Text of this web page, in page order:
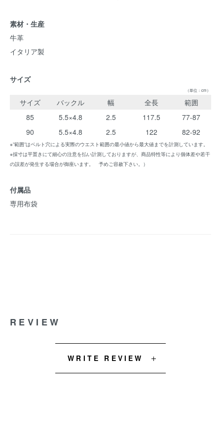
素材・生産
牛革
イタリア製
サイズ
（単位：cm）
サイズ バックル 幅 全長
範囲
85
5.5×4.8 2.5 117.5
77-87
90
5.5×4.8 2.5 122 82-92
※”範囲”はベルト穴による実際のウエスト範囲の最小値から最大値までを計測しています。
※採寸は平置きにて細心の注意を払い計測しておりますが、商品特性等により個体差や若干
の誤差が発生する場合が御座います。 予めご容赦下さい。）
付属品
専用布袋
REVIEW
WRITE REVIEW